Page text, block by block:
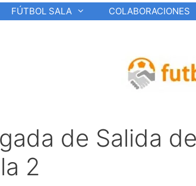
FÚTBOL SALA COLABORACIONES
de Salida
2